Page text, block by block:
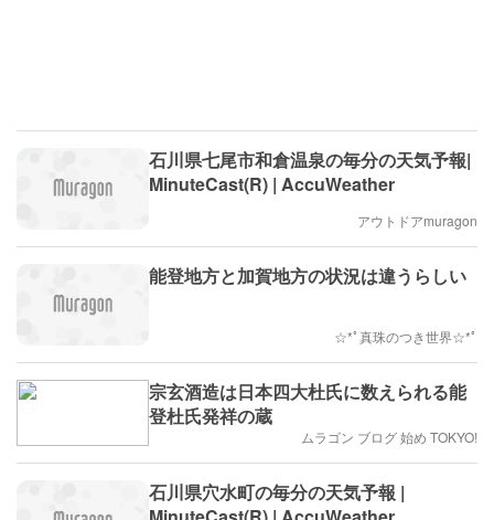
石川県七尾市和倉温泉の毎分の天気予報|
MinuteCast(R) | AccuWeather
アウトドアmuragon
能登地方と加賀地方の状況は違うらしい
☆*ﾟ真珠のつき世界☆*ﾟ
宗玄酒造は日本四大杜氏に数えられる能
登杜氏発祥の蔵
ムラゴン ブログ 始め TOKYO!
石川県穴水町の毎分の天気予報 |